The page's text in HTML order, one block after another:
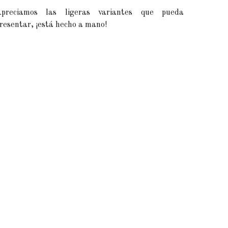
las ligeras variantes que pueda
¡está hecho a mano!